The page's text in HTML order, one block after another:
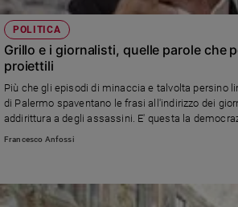
POLITICA
Grillo e i giornalisti, quelle parole che
proiettili
Più che gli episodi di minaccia e talvolta persino
di Palermo spaventano le frasi all'indirizzo dei
addirittura a degli assassini. E' questa la
Stelle?
Francesco Anfossi